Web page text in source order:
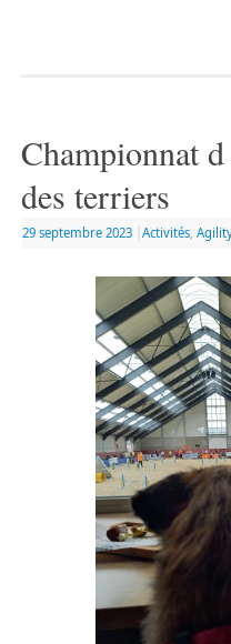
Championnat
des terriers
29 septembre 2023 Activités,